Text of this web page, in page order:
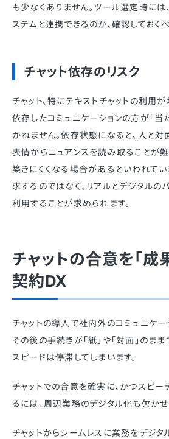
も少なくありません。ツール選定時には
ステムと連携できるのか、確認しておくべ
チャット依存のリスク
チャット、特にテキストチャットの利用
依存したコミュニケーションの方が「当
かねません。依存状態になると、人と対
表情からニュアンスを読み取ることが
築きにくくなる場合があるといわれて
求するのではなく、リアルとデジタルの
利用することが求められます。
チャットの合意を「成
契約DX
チャットの導入で社内外のコミュニケー
その後の手続きが「紙」や「対面」のま
スピードは停滞してしまいます。
チャットでの合意を確実に、かつスピ
るには、周辺業務のデジタル化も欠かせ
チャットからシームレスに業務をデジ